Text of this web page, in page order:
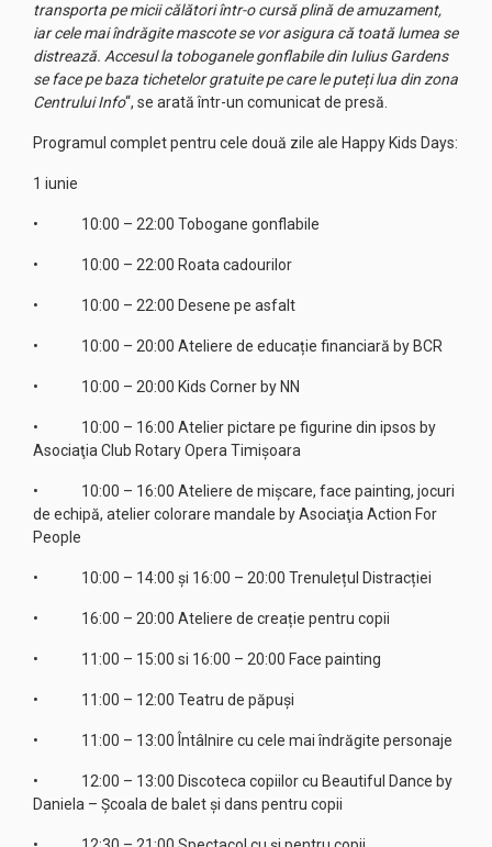
transporta pe micii călători într-o cursă plină de amuzament,
iar cele mai îndrăgite mascote se vor asigura că toată lumea se
distrează. Accesul la toboganele gonflabile din Iulius Gardens
se face pe baza tichetelor gratuite pe care le puteți lua din zona
Centrului Info“, se arată într-un comunicat de presă.
Programul complet pentru cele două zile ale Happy Kids Days:
1 iunie
• 10:00 – 22:00 Tobogane gonflabile
• 10:00 – 22:00 Roata cadourilor
• 10:00 – 22:00 Desene pe asfalt
• 10:00 – 20:00 Ateliere de educație financiară by BCR
• 10:00 – 20:00 Kids Corner by NN
• 10:00 – 16:00 Atelier pictare pe figurine din ipsos by
Asociaţia Club Rotary Opera Timişoara
• 10:00 – 16:00 Ateliere de mișcare, face painting, jocuri
de echipă, atelier colorare mandale by Asociaţia Action For
People
• 10:00 – 14:00 și 16:00 – 20:00 Trenulețul Distracției
• 16:00 – 20:00 Ateliere de creație pentru copii
• 11:00 – 15:00 si 16:00 – 20:00 Face painting
• 11:00 – 12:00 Teatru de păpuși
• 11:00 – 13:00 Întâlnire cu cele mai îndrăgite personaje
• 12:00 – 13:00 Discoteca copiilor cu Beautiful Dance by
Daniela – Școala de balet și dans pentru copii